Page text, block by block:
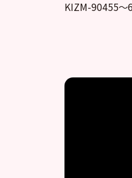
KIZM-90455～